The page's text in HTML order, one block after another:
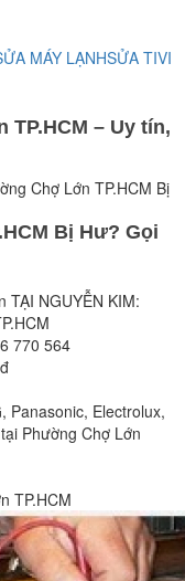
MÁY LẠNHSỬA TIVI
– Uy tín,
Chợ Lớn TP.HCM Bị
Bị Hư? Gọi
TẠI NGUYỄN KIM:
770 564
Panasonic, Electrolux,
Phường Chợ Lớn
TP.HCM